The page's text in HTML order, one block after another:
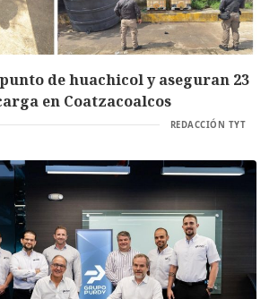
de huachicol y aseguran 23
en Coatzacoalcos
REDACCIÓN TYT